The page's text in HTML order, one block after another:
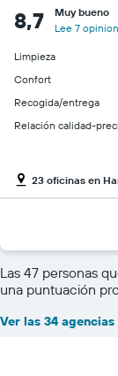
8,7
Muy bueno
Lee 7
Limpieza
Confort
Recogida/entrega
Relación calidad-
23 oficinas en
Las 47 personas
una puntuación
Ver las 34 agencias